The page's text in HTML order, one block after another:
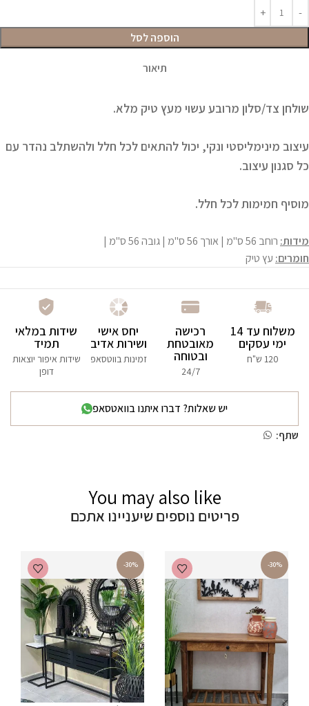
הוספה לסל
תיאור
שולחן צד/סלון מרובע עשוי מעץ טיק מלא.
עיצוב מינימליסטי ונקי, יכול להתאים לכל חלל ולהשתלב נהדר עם
כל סגנון עיצוב.
מוסיף חמימות לכל חלל.
מידות: רוחב 56 ס"מ | אורך 56 ס"מ | גובה 56 ס"מ |
חומרים: עץ טיק
משלוח עד 14
ימי עסקים
120 ש"ח
רכישה
מאובטחת
ובטוחה
24/7
יחס אישי
ושירות אדיב
זמינות בווטסאפ
שידות במלאי
תמיד
שידות איפור יוצאות
דופן
יש שאלות? דברו איתנו בוואטסאפ
שתף:
You may also like
פריטים נוספים שיעניינו אתכם
-30%
-30%